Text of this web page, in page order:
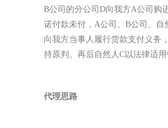
B公司的分公司D向我方A公司购
诺付款未付，A公司、B公司、
向我方当事人履行货款支付义务
持原判。再后自然人C以法律适
代理思路